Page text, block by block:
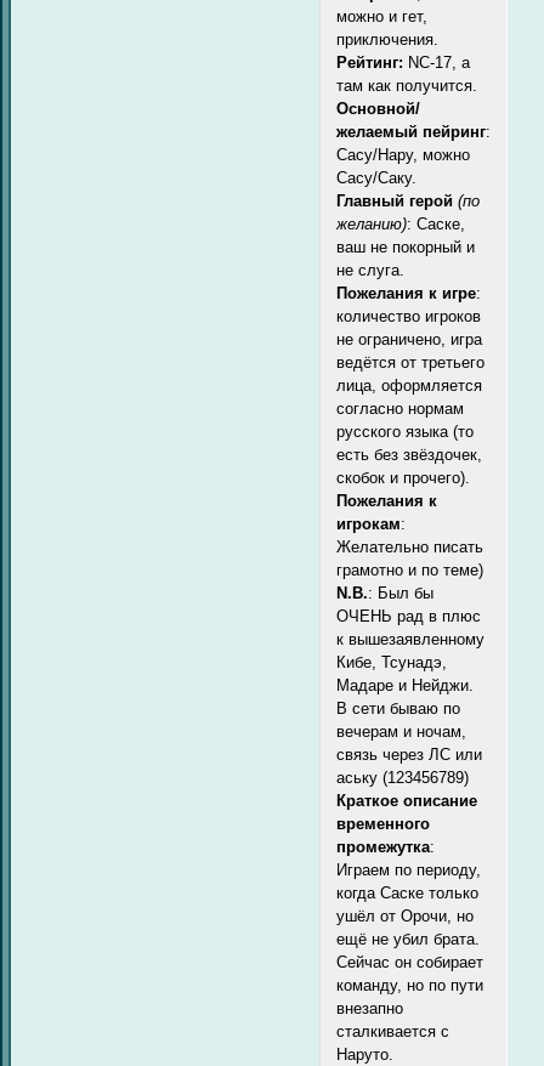
можно и гет,
приключения.
Рейтинг: NC-17, а
там как получится.
Основной/
желаемый пейринг:
Сасу/Нару, можно
Сасу/Саку.
Главный герой (по
желанию): Саске,
ваш не покорный и
не слуга.
Пожелания к игре:
количество игроков
не ограничено, игра
ведётся от третьего
лица, оформляется
согласно нормам
русского языка (то
есть без звёздочек,
скобок и прочего).
Пожелания к
игрокам:
Желательно писать
грамотно и по теме)
N.B.: Был бы
ОЧЕНЬ рад в плюс
к вышезаявленному
Кибе, Тсунадэ,
Мадаре и Нейджи.
В сети бываю по
вечерам и ночам,
связь через ЛС или
аську (123456789)
Краткое описание
временного
промежутка:
Играем по периоду,
когда Саске только
ушёл от Орочи, но
ещё не убил брата.
Сейчас он собирает
команду, но по пути
внезапно
сталкивается с
Наруто.